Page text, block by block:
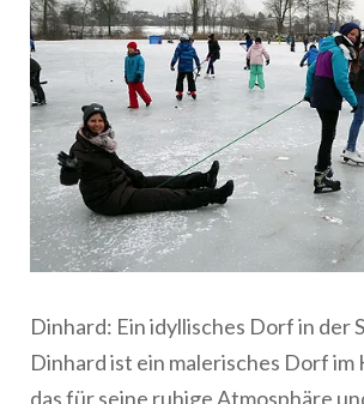
Dinhard: Ein idyllisches Dorf in der
Dinhard ist ein malerisches Dorf im
das für seine ruhige Atmosphäre